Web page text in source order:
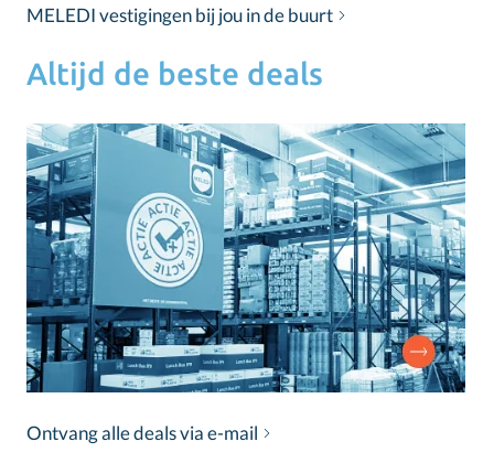
MELEDI vestigingen bij jou in de buurt
Altijd de beste deals
Ontvang alle deals via e-mail